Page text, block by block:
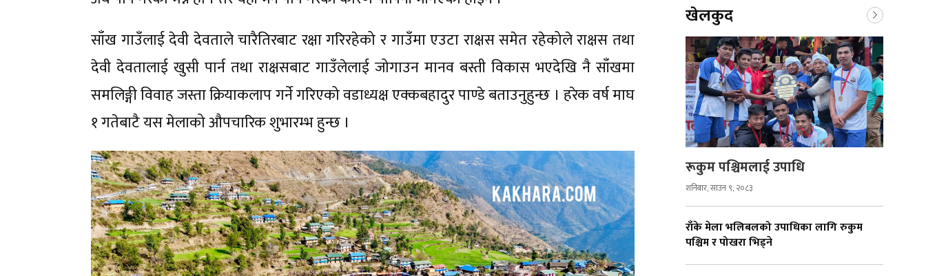
साँख गाउँलाई देवी देवताले चारैतिरबाट रक्षा गरिरहेको र गाउँमा एउटा राक्षस समेत रहेकोले राक्षस तथा
देवी देवतालाई खुसी पार्न तथा राक्षसबाट गाउँलेलाई जोगाउन मानव बस्ती विकास भएदेखि नै साँखमा
समलिङ्गी विवाह जस्ता क्रियाकलाप गर्ने गरिएको वडाध्यक्ष एक्कबहादुर पाण्डे बताउनुहुन्छ । हरेक वर्ष माघ
१ गतेबाटै यस मेलाको औपचारिक शुभारम्भ हुन्छ ।
खेलकुद
रूकुम पश्चिमलाई उपाधि
शनिबार, साउन ९, २०८३
राँके मेला भलिबलको उपाधिका लागि रुकुम
पश्चिम र पोखरा भिड्ने